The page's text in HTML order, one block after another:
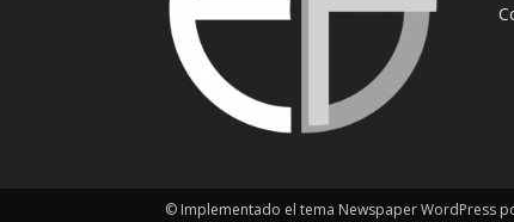
© Implementado el tema Newspaper WordPress